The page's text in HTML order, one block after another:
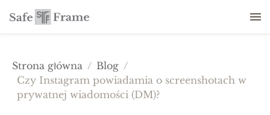
Strona główna / Blog /
Czy Instagram powiadamia o screenshotach w
prywatnej wiadomości (DM)?